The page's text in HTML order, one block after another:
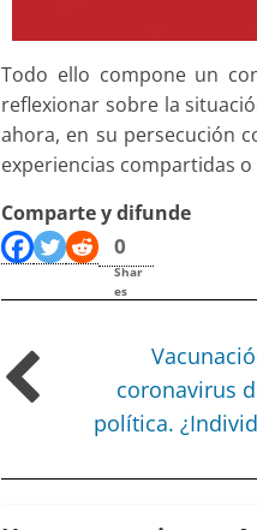
Todo ello compone un
reflexionar sobre la
ahora, en su persecución
experiencias compartidas
Comparte y difunde
0
Shar
es
coronavirus
política.